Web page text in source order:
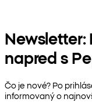
napred s
Čo je nové? Po
informovaný o